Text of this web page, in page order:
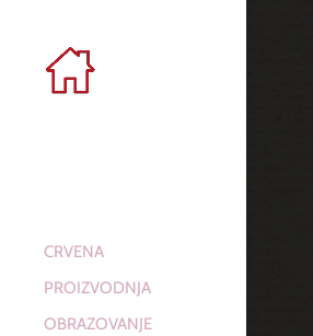
CRVENA
PROIZVODNJA
OBRAZOVANJE